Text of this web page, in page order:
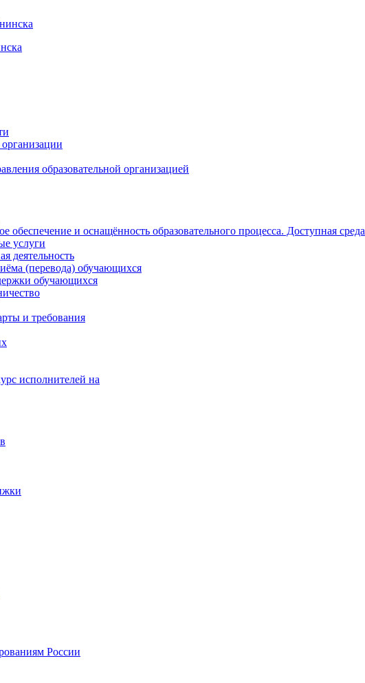
образовательной организацией
обеспечение и оснащённость образовательного процесса. Доступная среда
услуги
деятельность
(перевода) обучающихся
обучающихся
и требования
исполнителей на
России